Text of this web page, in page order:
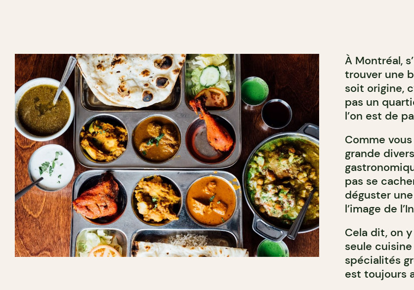
À Montréal,
trouver une
soit origine,
pas un
l’on est de
Comme
grande
pas se
déguster
l’image de
Cela dit, on
seule
spécialités
est toujours